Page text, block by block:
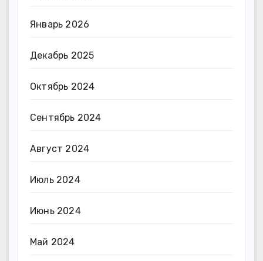
Январь 2026
Декабрь 2025
Октябрь 2024
Сентябрь 2024
Август 2024
Июль 2024
Июнь 2024
Май 2024